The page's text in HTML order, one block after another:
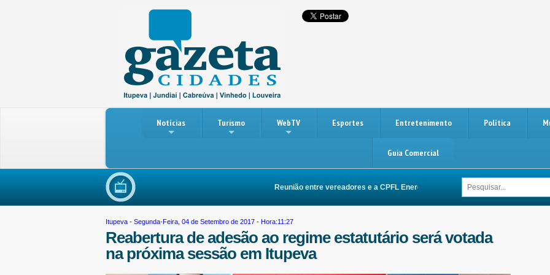
Notícias Turismo WebTV Esportes Entretenimento Política
Guia Comercial
Reunião entre vereadores e a CPFL Energia busca melhorias na rede elétrica de
Itupeva - Segunda-Feira, 04 de Setembro de 2017 - Hora:11:27
Reabertura de adesão ao regime estatutário será votada
na próxima sessão em Itupeva